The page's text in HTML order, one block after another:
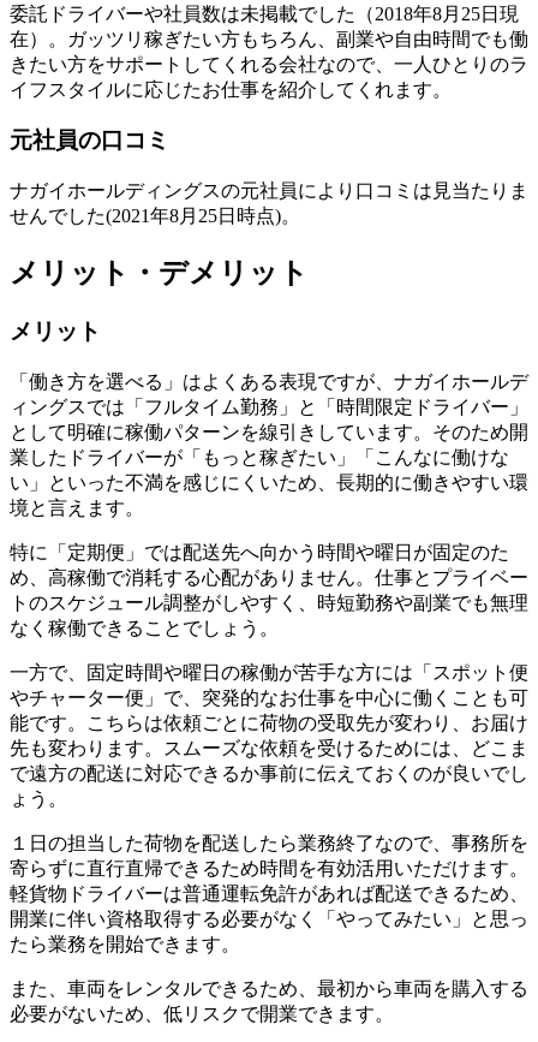
委託ドライバーや社員数は未掲載でした（2018年8月25日現
在）。ガッツリ稼ぎたい方もちろん、副業や自由時間でも働
きたい方をサポートしてくれる会社なので、一人ひとりのラ
イフスタイルに応じたお仕事を紹介してくれます。
元社員の口コミ
ナガイホールディングスの元社員により口コミは見当たりま
せんでした(2021年8月25日時点)。
メリット・デメリット
メリット
「働き方を選べる」はよくある表現ですが、ナガイホールデ
ィングスでは「フルタイム勤務」と「時間限定ドライバー」
として明確に稼働パターンを線引きしています。そのため開
業したドライバーが「もっと稼ぎたい」「こんなに働けな
い」といった不満を感じにくいため、長期的に働きやすい環
境と言えます。
特に「定期便」では配送先へ向かう時間や曜日が固定のた
め、高稼働で消耗する心配がありません。仕事とプライベー
トのスケジュール調整がしやすく、時短勤務や副業でも無理
なく稼働できることでしょう。
一方で、固定時間や曜日の稼働が苦手な方には「スポット便
やチャーター便」で、突発的なお仕事を中心に働くことも可
能です。こちらは依頼ごとに荷物の受取先が変わり、お届け
先も変わります。スムーズな依頼を受けるためには、どこま
で遠方の配送に対応できるか事前に伝えておくのが良いでし
ょう。
１日の担当した荷物を配送したら業務終了なので、事務所を
寄らずに直行直帰できるため時間を有効活用いただけます。
軽貨物ドライバーは普通運転免許があれば配送できるため、
開業に伴い資格取得する必要がなく「やってみたい」と思っ
たら業務を開始できます。
また、車両をレンタルできるため、最初から車両を購入する
必要がないため、低リスクで開業できます。